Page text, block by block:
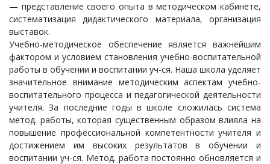
— представление своего опыта в методическом кабинете,
систематизация дидактического материала, организация
выставок.
Учебно-методическое обеспечение является важнейшим
фактором и условием становления учебно-воспитательной
работы в обучении и воспитании уч-ся. Наша школа уделяет
значительное внимание методическим аспектам учебно-
воспитательного процесса и педагогической деятельности
учителя. За последние годы в школе сложилась система
метод. работы, которая существенным образом влияла на
повышение профессиональной компетентности учителя и
достижением им высоких результатов в обучении и
воспитании уч-ся. Метод. работа постоянно обновляется и